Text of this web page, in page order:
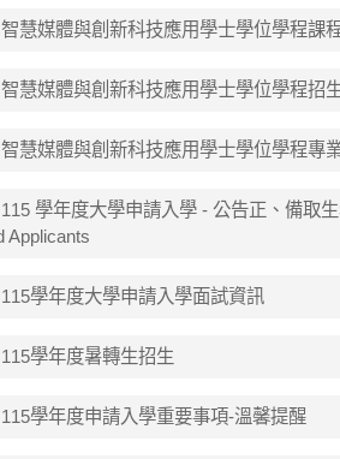
慧媒體與創新科技應用學士學位學程課
慧媒體與創新科技應用學士學位學程招
慧媒體與創新科技應用學士學位學程專
學年度大學申請入學 - 公告正、備取
Applicants
學年度大學申請入學面試資訊
學年度暑轉生招生
學年度申請入學重要事項-溫馨提醒